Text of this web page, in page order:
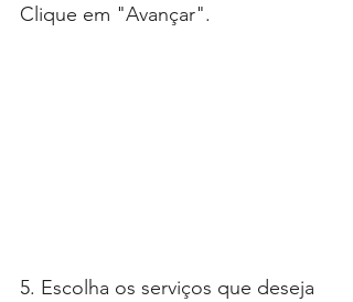
Clique em "Avançar".
5. Escolha os serviços que deseja